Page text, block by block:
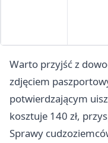
Warto przyjść z
zdjęciem
potwierdzającym
kosztuje 140 zł,
Sprawy